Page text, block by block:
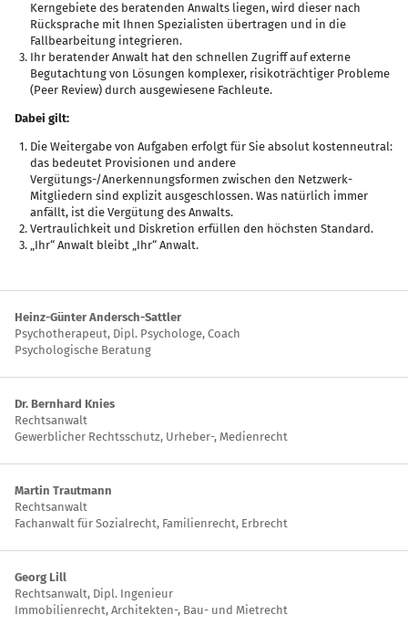
Kerngebiete des beratenden Anwalts liegen, wird dieser nach
Rücksprache mit Ihnen Spezialisten übertragen und in die
Fallbearbeitung integrieren.
Ihr beratender Anwalt hat den schnellen Zugriff auf externe
Begutachtung von Lösungen komplexer, risikoträchtiger Probleme
(Peer Review) durch ausgewiesene Fachleute.
Dabei gilt:
Die Weitergabe von Aufgaben erfolgt für Sie absolut kostenneutral:
das bedeutet Provisionen und andere
Vergütungs-/Anerkennungsformen zwischen den Netzwerk-
Mitgliedern sind explizit ausgeschlossen. Was natürlich immer
anfällt, ist die Vergütung des Anwalts.
Vertraulichkeit und Diskretion erfüllen den höchsten Standard.
„Ihr“ Anwalt bleibt „Ihr“ Anwalt.
Heinz-Günter Andersch-Sattler
Psychotherapeut, Dipl. Psychologe, Coach
Psychologische Beratung
Dr. Bernhard Knies
Rechtsanwalt
Gewerblicher Rechtsschutz, Urheber-, Medienrecht
Martin Trautmann
Rechtsanwalt
Fachanwalt für Sozialrecht, Familienrecht, Erbrecht
Georg Lill
Rechtsanwalt, Dipl. Ingenieur
Immobilienrecht, Architekten-, Bau- und Mietrecht